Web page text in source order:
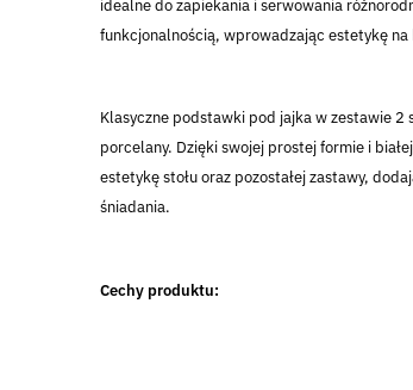
idealne do zapiekania i serwowania
funkcjonalnością, wprowadzając estetykę na
Klasyczne podstawki pod jajka w zestawie 2
porcelany. Dzięki swojej prostej formie i
estetykę stołu oraz pozostałej zastawy,
śniadania.
Cechy produktu: